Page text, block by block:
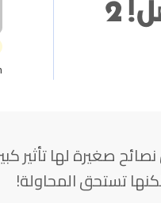
2
صغيرة لها تأثير
تستحق المحاولة!